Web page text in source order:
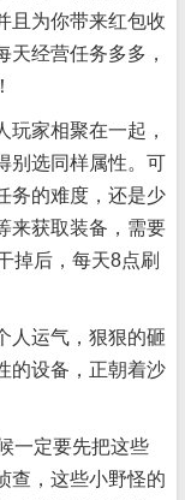
且为你带来红包收
经营任务多多，
家相聚在一起，
别选同样属性。可
务的难度，还是少
来获取装备，需要
掉后，每天8点刷
运气，狠狠的砸
的设备，正朝着沙
定要先把这些
查，这些小野怪的